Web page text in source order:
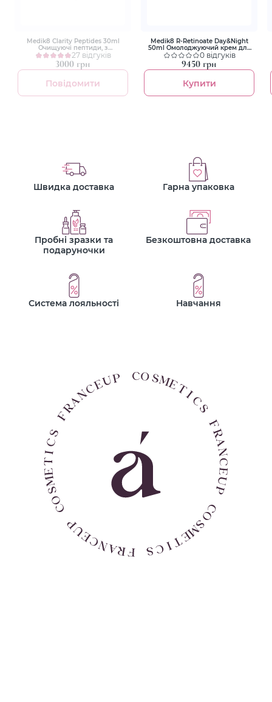
Medik8 Clarity Peptides 30ml
Очищуючі пептиди, з
ніацинамідом 10%
27 відгуків
3000 грн
Повідомити
Medik8 R-Retinoate Day&Night
50ml Омолоджуючий крем для
обличчя0 відгуків
9450 грн
Купити
Швидка доставка Гарна упаковка
Пробні зразки та
подаруночки
Безкоштовна доставка
Система лояльності Навчання